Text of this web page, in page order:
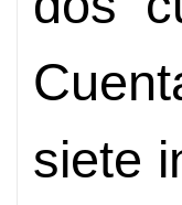
siete